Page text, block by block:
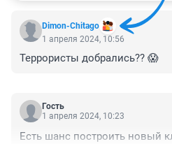
Dimon-Chitago
1 апреля 2024, 10:56
Террористы добрались?? 😱
Гость
1 апреля 2024, 10:23
Есть шанс построить новый